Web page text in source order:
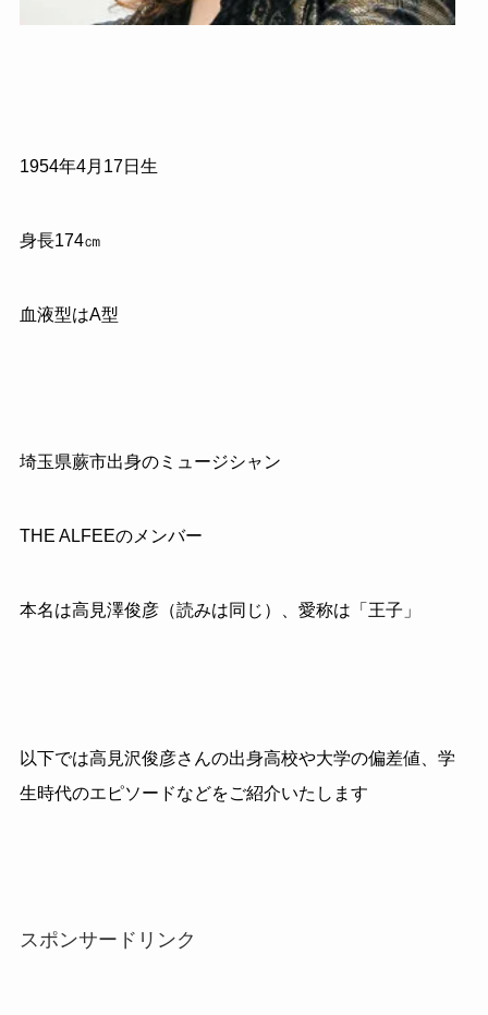
1954年4月 17日生
身長174㎝
血液型はA型
埼玉県蕨市出身のミュージシャン
THE ALFEEのメンバー
本名は高見澤俊彦（読みは同じ）、愛称は「王子」
以下では高見沢俊彦さんの出身高校や大学の偏差値、学
生時代のエピソードなどをご紹介いたします
スポンサードリンク